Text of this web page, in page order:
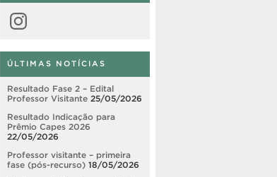
Instagram
ÚLTIMAS NOTÍCIAS
Resultado Fase 2 – Edital
Professor Visitante 25/05/2026
Resultado Indicação para
Prêmio Capes 2026
22/05/2026
Professor visitante – primeira
fase (pós-recurso) 18/05/2026